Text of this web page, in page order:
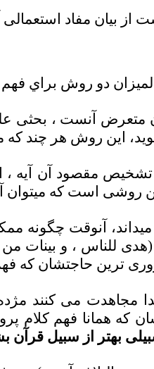
بیان مفاد
دو روش براي
متعرض آنست ، بحثى
اين روش هر چند
مقصود آن آيه ،
روشى است كه ميتوان
آنوقت چگونه
للناس ، و بينات
ترين حاجتشان كه
مجاهدت مى كنند
كه همانا فهم كلام
بهتر از سبيل قرآن